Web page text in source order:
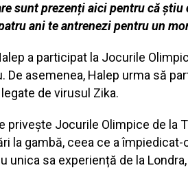
sunt prezenți aici pentru că știu
ani te antrenezi pentru un
a participat la Jocurile
De asemenea, Halep urma să
de virusul Zika.
privește Jocurile Olimpice de la
la gambă, ceea ce a
unica sa experiență de la